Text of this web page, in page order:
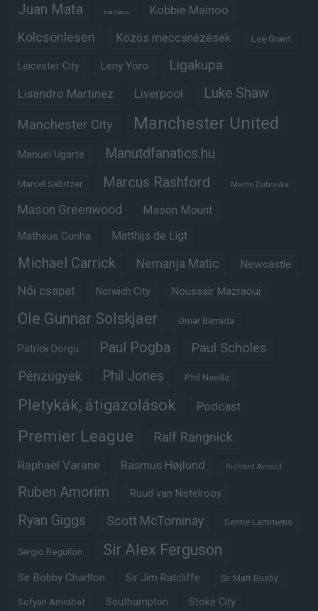
Juan Mata Karl Darlow Kobbie Mainoo
Kölcsönlesen Közös meccsnézések Lee Grant
Leicester City Leny Yoro Ligakupa
Lisandro Martinez Liverpool Luke Shaw
Manchester City Manchester United
Manuel Ugarte Manutdfanatics.hu
Marcel Sabitzer Marcus Rashford Martin Dubravka
Mason Greenwood Mason Mount
Matheus Cunha Matthijs de Ligt
Michael Carrick Nemanja Matic Newcastle
Női csapat Norwich City Noussair Mazraoui
Ole Gunnar Solskjaer Omar Berrada
Patrick Dorgu Paul Pogba Paul Scholes
Pénzügyek Phil Jones Phil Neville
Pletykák, átigazolások Podcast
Premier League Ralf Rangnick
Raphaël Varane Rasmus Højlund Richard Arnold
Ruben Amorim Ruud van Nistelrooy
Ryan Giggs Scott McTominay Senne Lammens
Sergio Reguilon Sir Alex Ferguson
Sir Bobby Charlton Sir Jim Ratcliffe Sir Matt Busby
Sofyan Amrabat Southampton Stoke City